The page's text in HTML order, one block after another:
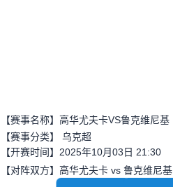
【赛事名称】高华尤夫卡VS鲁克维尼基
【赛事分类】 乌克超
【开赛时间】2025年10月03日 21:30
【对阵双方】高华尤夫卡 vs 鲁克维尼基